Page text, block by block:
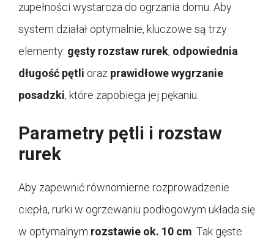
zupełności wystarcza do ogrzania domu. Aby
system działał optymalnie, kluczowe są trzy
elementy: gęsty rozstaw rurek, odpowiednia
długość pętli oraz prawidłowe wygrzanie
posadzki, które zapobiega jej pękaniu.
Parametry pętli i rozstaw
rurek
Aby zapewnić równomierne rozprowadzenie
ciepła, rurki w ogrzewaniu podłogowym układa się
w optymalnym rozstawie ok. 10 cm. Tak gęste